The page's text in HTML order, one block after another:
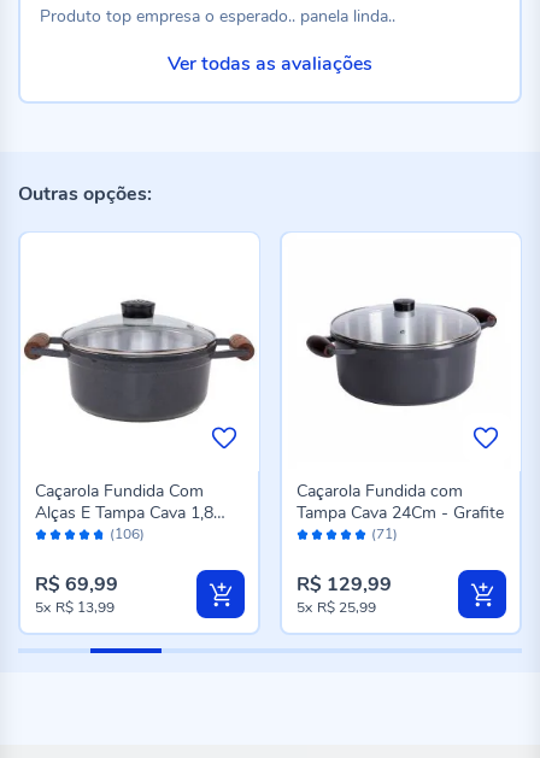
Produto top empresa o esperado.. panela linda..
Ver todas as avaliações
Outras opções:
Avaliação: (106)
Caçarola Fundida Com
Alças E Tampa Cava 1,8
Litros - Grafite
R$ 69,99
5x R$ 13,99
Avaliação: (71)
Caçarola Fundida com
Tampa Cava 24Cm - Grafite
R$ 129,99
5x R$ 25,99